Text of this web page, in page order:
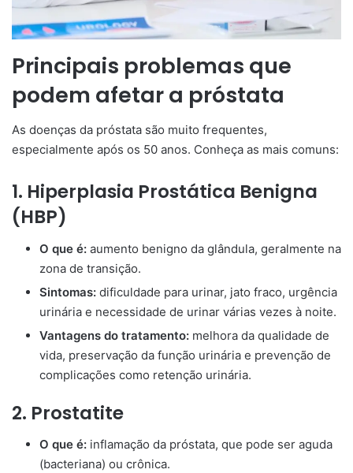
Principais problemas que
podem afetar a próstata
As doenças da próstata são muito frequentes,
especialmente após os 50 anos. Conheça as mais comuns:
1. Hiperplasia Prostática Benigna
(HBP)
O que é: aumento benigno da glândula, geralmente na
zona de transição.
Sintomas: dificuldade para urinar, jato fraco, urgência
urinária e necessidade de urinar várias vezes à noite.
Vantagens do tratamento: melhora da qualidade de
vida, preservação da função urinária e prevenção de
complicações como retenção urinária.
2. Prostatite
O que é: inflamação da próstata, que pode ser aguda
(bacteriana) ou crônica.